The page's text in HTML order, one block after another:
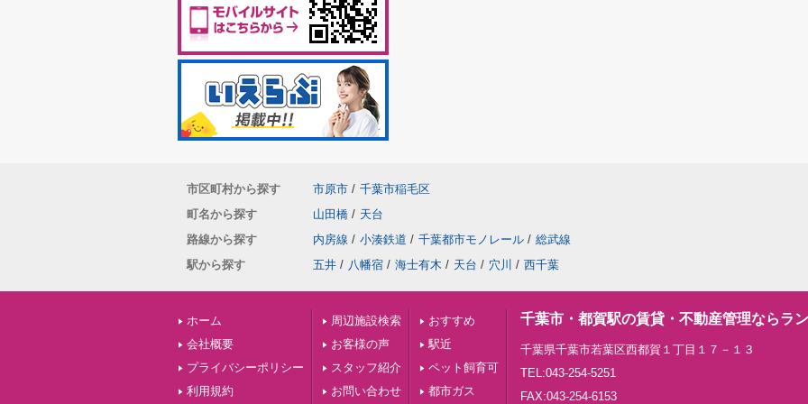
市区町村から探す 市原市 / 千葉市稲毛区
町名から探す
山田橋 / 天台
路線から探す
内房線 / 小湊鉄道 / 千葉都市モノレール / 総武線
駅から探す
五井 / 八幡宿 / 海士有木 / 天台 / 穴川 / 西千葉
ホーム
会社概要
プライバシーポリシー
利用規約
周辺施設検索
お客様の声
スタッフ紹介
お問い合わせ
おすすめ
駅近
ペット飼育可
都市ガス
千葉市・都賀駅の賃貸・不動産管理ならラ
千葉県千葉市若葉区西都賀１丁目１７－１３
TEL:043-254-5251
FAX:043-254-6153